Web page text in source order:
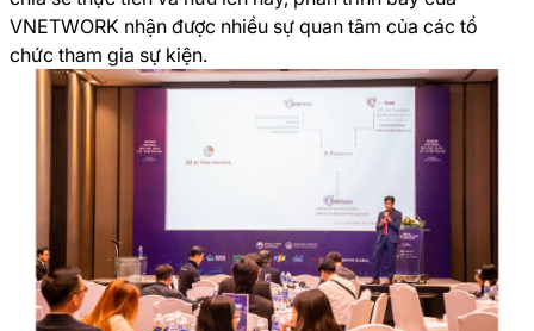
VNETWORK nhận được nhiều sự quan tâm của các tổ
chức tham gia sự kiện.